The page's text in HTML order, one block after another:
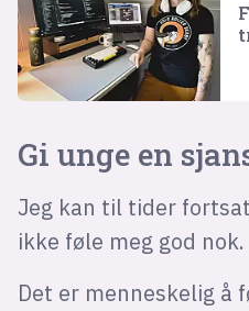
Gi unge en
Jeg kan til tider
ikke føle meg god nok.
Det er menneskelig å